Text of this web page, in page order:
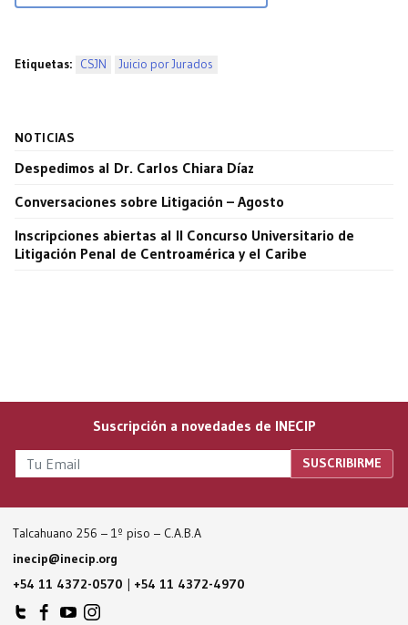
Etiquetas: CSJN Juicio por Jurados
NOTICIAS
Despedimos al Dr. Carlos Chiara Díaz
Conversaciones sobre Litigación – Agosto
Inscripciones abiertas al II Concurso Universitario de
Litigación Penal de Centroamérica y el Caribe
Suscripción a novedades de INECIP
Talcahuano 256 – 1º piso – C.A.B.A
inecip@inecip.org
+54 11 4372-0570 | +54 11 4372-4970